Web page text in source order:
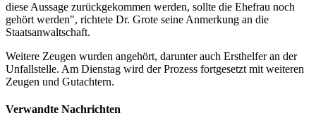
diese Aussage zurückgekommen werden, sollte die Ehefrau noch
gehört werden", richtete Dr. Grote seine Anmerkung an die
Staatsanwaltschaft.
Weitere Zeugen wurden angehört, darunter auch Ersthelfer an der
Unfallstelle. Am Dienstag wird der Prozess fortgesetzt mit weiteren
Zeugen und Gutachtern.
Verwandte Nachrichten